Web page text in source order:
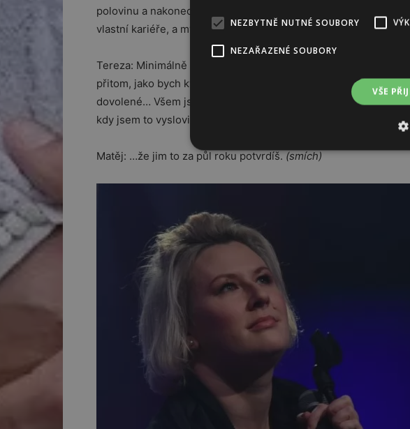
polovinu a nakonec už to bylo osmdesát procent vystoupení.
vlastní kariéře, a my tím pádem začali vystupovat už jen s
Tereza: Minimálně půl roku mi známí říkali: „Tak co, budeš
přitom, jako bych kvůli tomu ojela půl kapely. Ale my přitom
dovolené… Všem jsem odpovídala: „To se nikdy nestane.
kdy jsem to vyslovila, jsem netušila…
Matěj: …že jim to za půl roku potvrdíš.(smích)
NEZBYTNĚ NUTNÉ SOUBORY
NEZAŘAZENÉ SOUBORY
VŠE